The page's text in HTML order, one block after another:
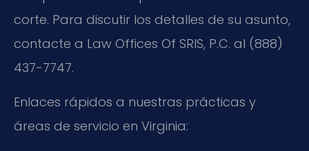
corte. Para discutir los detalles de su asunto,
contacte a Law Offices Of SRIS, P.C. al (888)
437-7747.
Enlaces rápidos a nuestras prácticas y
áreas de servicio en Virginia: